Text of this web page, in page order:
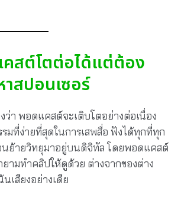
สต์โตต่อได้แต่ต้อง
สปอนเซอร์
ว่า พอดแคสต์จะเติบโตอย่างต่อเนื่อง
มที่ง่ายที่สุดในการเสพสื่อ ฟังได้ทุกที่ทุก
อนย้ายวิทยุมาอยู่บนดิจิทัล โดยพอดแคสต์
ามทำคลิปให้ดูด้วย ต่างจากของต่าง
เสียงอย่างเดีย